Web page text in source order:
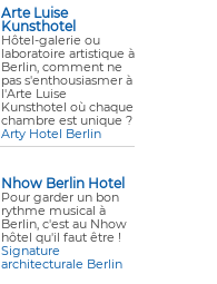
Arte Luise
Kunsthotel
Hôtel-galerie ou
laboratoire artistique à
Berlin, comment ne
pas s'enthousiasmer à
l'Arte Luise
Kunsthotel où chaque
chambre est unique ?
Arty Hotel Berlin
Nhow Berlin Hotel
Pour garder un bon
rythme musical à
Berlin, c'est au Nhow
hôtel qu'il faut être !
Signature
architecturale Berlin